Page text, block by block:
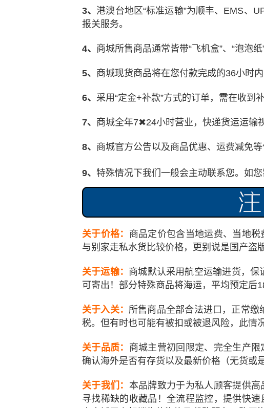
3、港澳台地区“标准运输”为顺丰、EMS、
报关服务。
4、 商城所售商品通常皆带“飞机盒”、“泡泡
5、 商城现货商品将在您付款完成的36小时
6、 采用“定金+补款”方式的订单，需在收到
7、 商城全年7✖24小时营业，快递货运运输
8、 商城官方公告以及商品优惠、运费减免
9、 特殊情况下我们一般会主动联系您。如
关于价格： 商品定价包含当地运费、当地
与别家走私水货比较价格，更别说是国产盗
关于运输： 商城默认采用航空运输进货，
可寄出！部分特殊商品将海运，平均预定后
关于入关： 所售商品全部合法进口，正常
税。但有时也可能有被扣或被退风险，此情
关于品质： 商城主营初回限定、完全生产
确认海外是否有存货以及最新价格（无货或
关于我们： 本品牌致力于为私人顾客提供
寻找稀缺的收藏品！全流程监控，提供快